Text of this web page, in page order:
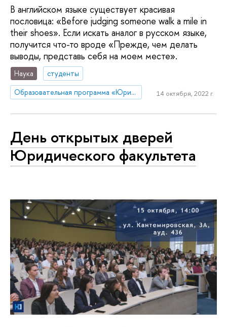
В английском языке существует красивая
пословица: «Before judging someone walk a mile in
their shoes». Если искать аналог в русском языке,
получится что-то вроде «Прежде, чем делать
выводы, представь себя на моем месте».
Наука
студенты
Образовательная программа «Юриспруденция»
14 октября, 2022 г.
День открытых дверей
Юридического факультета